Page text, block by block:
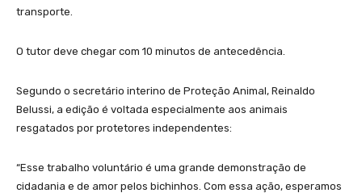
transporte.
O tutor deve chegar com 10 minutos de antecedência.
Segundo o secretário interino de Proteção Animal, Reinaldo
Belussi, a edição é voltada especialmente aos animais
resgatados por protetores independentes:
“Esse trabalho voluntário é uma grande demonstração de
cidadania e de amor pelos bichinhos. Com essa ação, esperamos